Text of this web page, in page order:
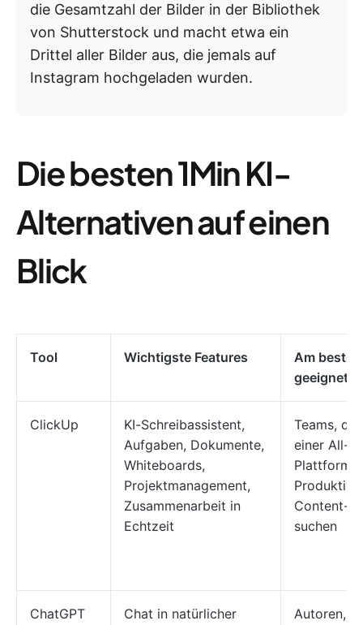
die Gesamtzahl der Bilder in der Bibliothek
von Shutterstock und macht etwa ein
Drittel aller Bilder aus, die jemals auf
Instagram hochgeladen wurden.
Die besten 1Min KI-
Alternativen auf einen
Blick
Tool Wichtigste Features
Am besten
geeignet
ClickUp
KI-Schreibassistent,
Aufgaben, Dokumente,
Whiteboards,
Projektmanagement,
Zusammenarbeit in
Echtzeit
Teams,
einer All-
Plattform
Content-
suchen
ChatGPT
Chat in natürlicher
Autoren,